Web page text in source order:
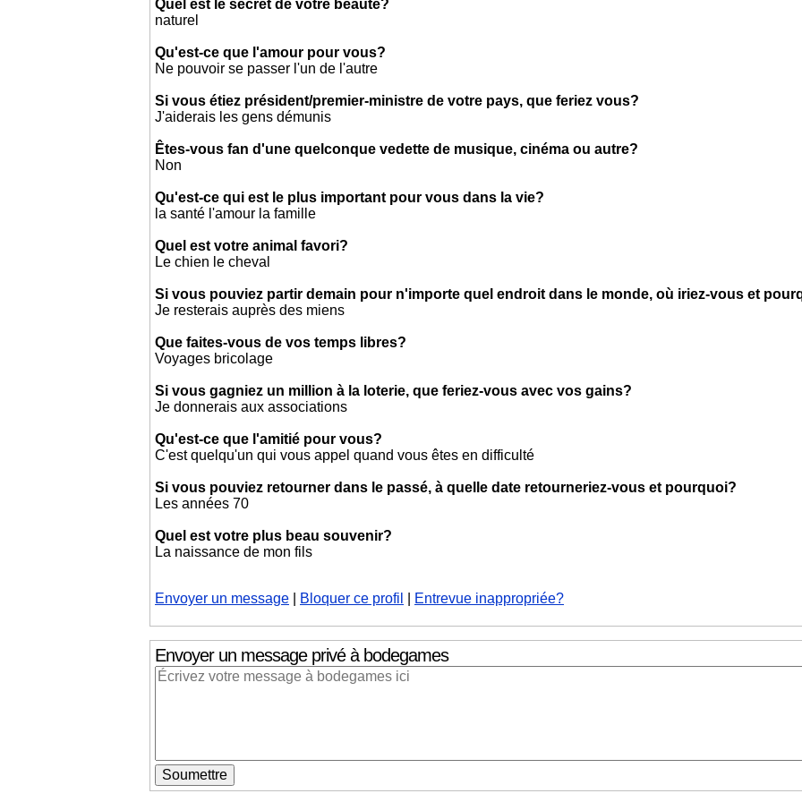
Quel est le secret de votre beauté?
naturel
Qu'est-ce que l'amour pour vous?
Ne pouvoir se passer l'un de l'autre
Si vous étiez président/premier-ministre de votre pays, que feriez vous?
J'aiderais les gens démunis
Êtes-vous fan d'une quelconque vedette de musique, cinéma ou autre?
Non
Qu'est-ce qui est le plus important pour vous dans la vie?
la santé l'amour la famille
Quel est votre animal favori?
Le chien le cheval
Si vous pouviez partir demain pour n'importe quel endroit dans le monde, où iriez-vous et
Je resterais auprès des miens
Que faites-vous de vos temps libres?
Voyages bricolage
Si vous gagniez un million à la loterie, que feriez-vous avec vos gains?
Je donnerais aux associations
Qu'est-ce que l'amitié pour vous?
C'est quelqu'un qui vous appel quand vous êtes en difficulté
Si vous pouviez retourner dans le passé, à quelle date retourneriez-vous et pourquoi?
Les années 70
Quel est votre plus beau souvenir?
La naissance de mon fils
Envoyer un message Bloquer ce profil Entrevue inappropriée?
Envoyer un message privéà bodegames